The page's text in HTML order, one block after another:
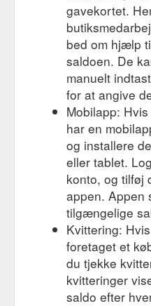
gavekortet.
bed om hjælp
saldoen. De
manuelt
for at angive
Mobilapp:
har en
og installere
eller tablet.
konto, og tilføj
appen. Appen
tilgængelige
Kvittering:
foretaget et
du tjekke
kvitteringer
saldo efter